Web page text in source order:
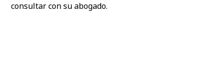
consultar con su abogado.